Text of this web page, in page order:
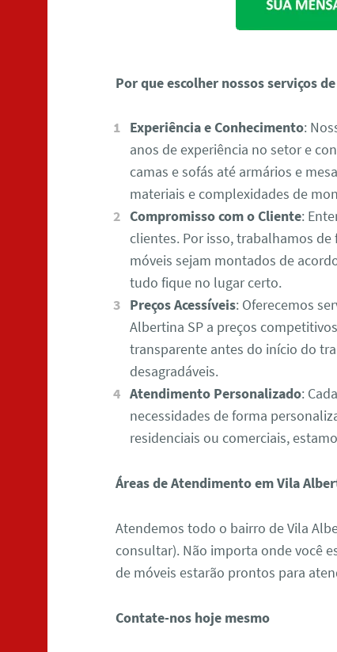
Por que escolher nossos serviços
Experiência e Conhecimento:
anos de experiência no setor e
camas e sofás até armários e
materiais e complexidades de
Compromisso com o Cliente:
clientes. Por isso, trabalhamos
móveis sejam montados de
tudo fique no lugar certo.
Preços Acessíveis: Oferecemos
Albertina SP a preços
transparente antes do início do
desagradáveis.
Atendimento Personalizado:
necessidades de forma
residenciais ou comerciais,
Áreas de Atendimento em Vila
Atendemos todo o bairro de Vila
consultar). Não importa onde você
de móveis estarão prontos para
Contate-nos hoje mesmo